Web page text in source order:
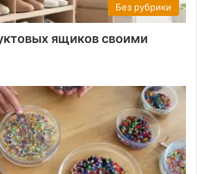
Без рубрики
ящиков своими